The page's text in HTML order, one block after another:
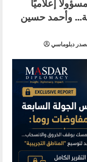
وأحمد حسين
دبلوماسي